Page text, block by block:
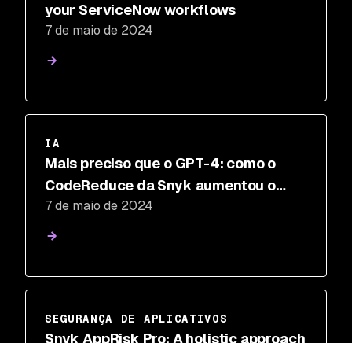
your ServiceNow workflows
7 de maio de 2024
IA
Mais preciso que o GPT-4: como o
CodeReduce da Snyk aumentou o
desempenho de outros LLMs
7 de maio de 2024
SEGURANÇA DE APLICATIVOS
Snyk AppRisk Pro: A holistic approach